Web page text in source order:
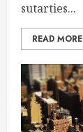
sutarties...
READ MORE